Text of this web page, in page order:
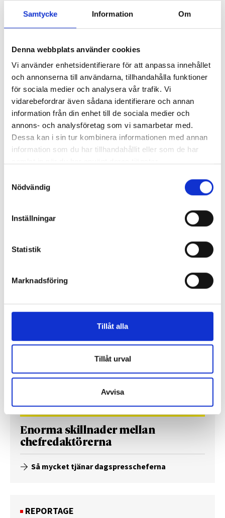
Samtycke Information Om
Denna webbplats använder cookies
Vi använder enhetsidentifierare för att anpassa innehållet
och annonserna till användarna, tillhandahålla funktioner
för sociala medier och analysera vår trafik. Vi
vidarebefordrar även sådana identifierare och annan
information från din enhet till de sociala medier och
annons- och analysföretag som vi samarbetar med.
Dessa kan i sin tur kombinera informationen med annan
information som du har tillhandahållit eller som de har
Nödvändig
Inställningar
Statistik
Marknadsföring
Tillåt alla
Tillåt urval
Avvisa
Lönerna – redaktion för redaktion
Så mycket tjänar vi – och våra chefer
Så mycket tjänar mediecheferna
Enorma skillnader mellan
chefredaktörerna
Så mycket tjänar dagspresscheferna
REPORTAGE